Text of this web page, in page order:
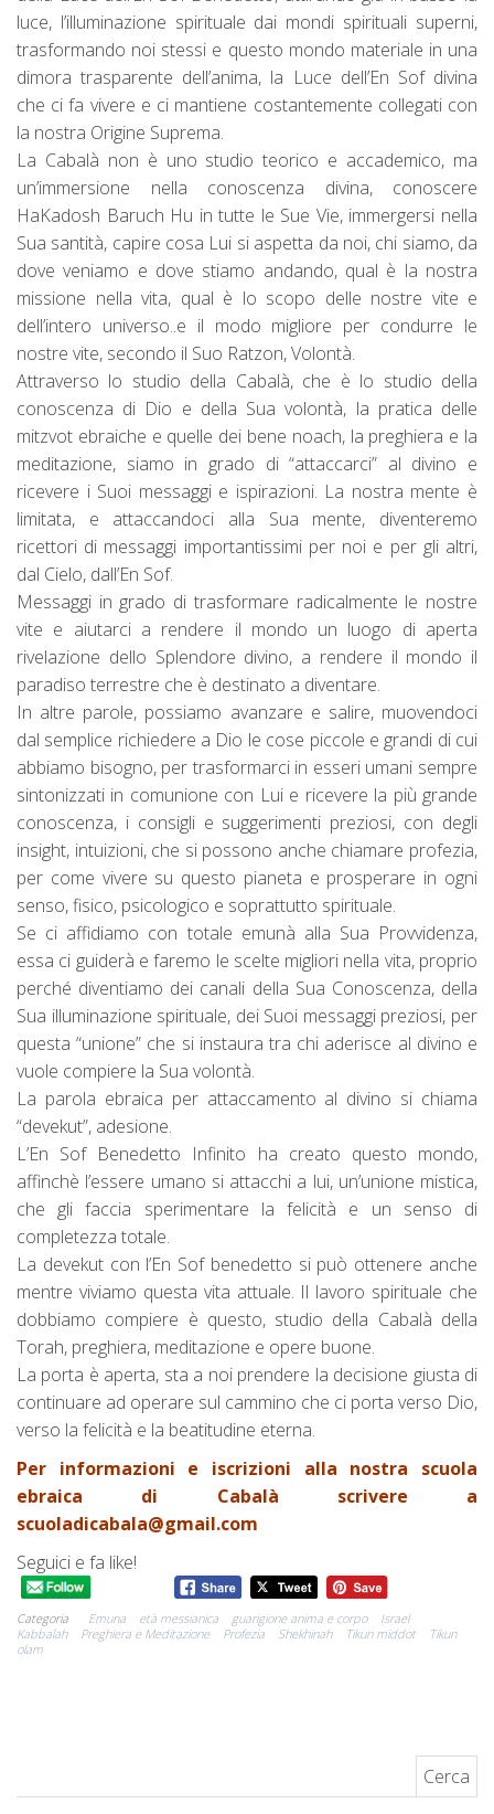
luce, l’illuminazione spirituale dai mondi spirituali superni,
trasformando noi stessi e questo mondo materiale in una
dimora trasparente dell’anima, la Luce dell’En Sof divina
che ci fa vivere e ci mantiene costantemente collegati con
la nostra Origine Suprema.
La Cabalà non è uno studio teorico e accademico, ma
un’immersione nella conoscenza divina, conoscere
HaKadosh Baruch Hu in tutte le Sue Vie, immergersi nella
Sua santità, capire cosa Lui si aspetta da noi, chi siamo, da
dove veniamo e dove stiamo andando, qual è la nostra
missione nella vita, qual è lo scopo delle nostre vite e
dell’intero universo..e il modo migliore per condurre le
nostre vite, secondo il Suo Ratzon, Volontà.
Attraverso lo studio della Cabalà, che è lo studio della
conoscenza di Dio e della Sua volontà, la pratica delle
mitzvot ebraiche e quelle dei bene noach, la preghiera e la
meditazione, siamo in grado di “attaccarci” al divino e
ricevere i Suoi messaggi e ispirazioni. La nostra mente è
limitata, e attaccandoci alla Sua mente, diventeremo
ricettori di messaggi importantissimi per noi e per gli altri,
dal Cielo, dall’En Sof.
Messaggi in grado di trasformare radicalmente le nostre
vite e aiutarci a rendere il mondo un luogo di aperta
rivelazione dello Splendore divino, a rendere il mondo il
paradiso terrestre che è destinato a diventare.
In altre parole, possiamo avanzare e salire, muovendoci
dal semplice richiedere a Dio le cose piccole e grandi di cui
abbiamo bisogno, per trasformarci in esseri umani sempre
sintonizzati in comunione con Lui e ricevere la più grande
conoscenza, i consigli e suggerimenti preziosi, con degli
insight, intuizioni, che si possono anche chiamare profezia,
per come vivere su questo pianeta e prosperare in ogni
senso, fisico, psicologico e soprattutto spirituale.
Se ci affidiamo con totale emunà alla Sua Provvidenza,
essa ci guiderà e faremo le scelte migliori nella vita, proprio
perché diventiamo dei canali della Sua Conoscenza, della
Sua illuminazione spirituale, dei Suoi messaggi preziosi, per
questa “unione” che si instaura tra chi aderisce al divino e
vuole compiere la Sua volontà.
La parola ebraica per attaccamento al divino si chiama
“devekut”, adesione.
L’En Sof Benedetto Infinito ha creato questo mondo,
affinchè l’essere umano si attacchi a lui, un’unione mistica,
che gli faccia sperimentare la felicità e un senso di
completezza totale.
La devekut con l’En Sof benedetto si può ottenere anche
mentre viviamo questa vita attuale. Il lavoro spirituale che
dobbiamo compiere è questo, studio della Cabalà della
Torah, preghiera, meditazione e opere buone.
La porta è aperta, sta a noi prendere la decisione giusta di
continuare ad operare sul cammino che ci porta verso Dio,
verso la felicità e la beatitudine eterna.
Per informazioni e iscrizioni alla nostra scuola
ebraica di Cabalà scrivere a
scuoladicabala@gmail.com
Seguici e fa like!
Categoria Emuna età messianica guarigione anima e corpo
Israel
Kabbalah
Preghiera e Meditazione Profezia Shekhinah Tikun middot
Tikun
olam